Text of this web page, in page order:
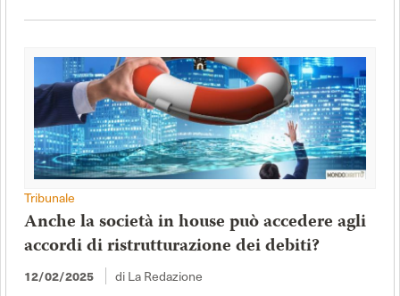
Tribunale
Anche la società in house può accedere agli
accordi di ristrutturazione dei debiti?
12/02/2025 di La Redazione